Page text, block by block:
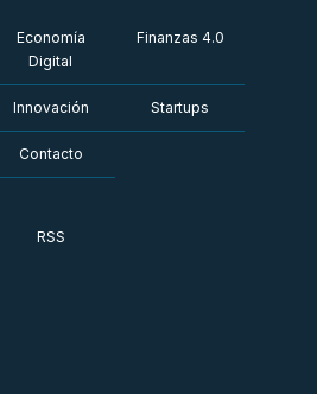
Economía
Digital
Finanzas 4.0
Innovación Startups
Contacto
RSS